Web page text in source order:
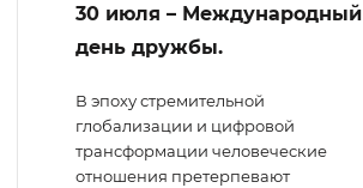
30 июля – Международный
день дружбы.
В эпоху стремительной
глобализации и цифровой
трансформации человеческие
отношения претерпевают